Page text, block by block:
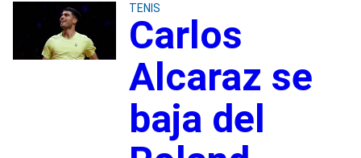
TENIS
Carlos
Alcaraz se
baja del